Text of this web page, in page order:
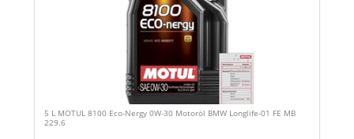
5 L MOTUL 8100 Eco-Nergy 0W-30 Motoröl BMW Longlife-01 FE MB
229.6